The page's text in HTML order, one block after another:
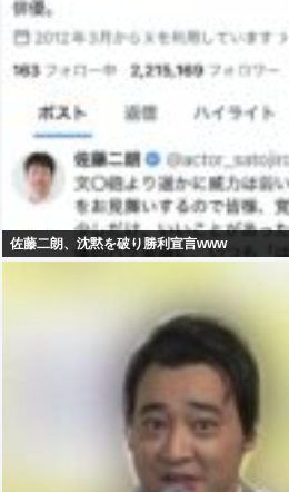
佐藤二朗、沈黙を破り勝利宣言www